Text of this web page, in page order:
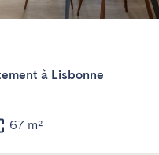
à Lisbonne
67 m²